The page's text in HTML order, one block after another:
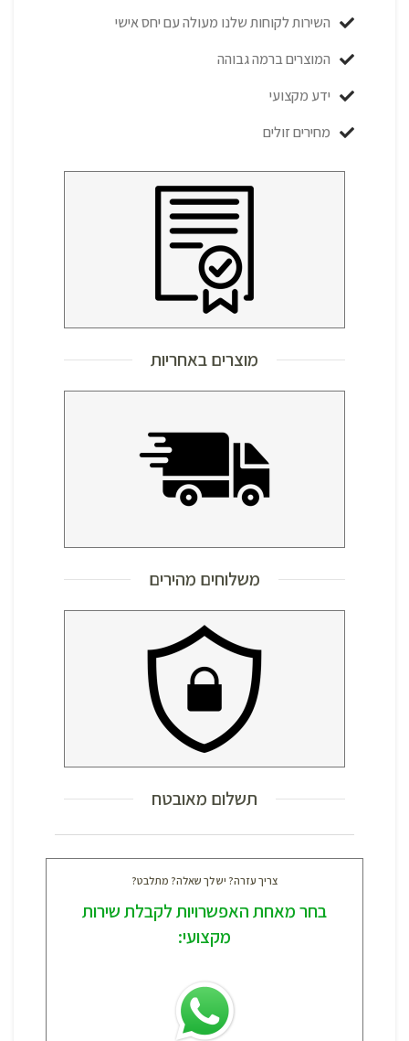
השירות לקוחות שלנו מעולה עם יחס אישי
המוצרים ברמה גבוהה
ידע מקצועי
מחירים זולים
מוצרים באחריות
משלוחים מהירים
תשלום מאובטח
צריך עזרה? יש לך שאלה? מתלבט?
בחר מאחת האפשרויות לקבלת שירות
מקצועי: